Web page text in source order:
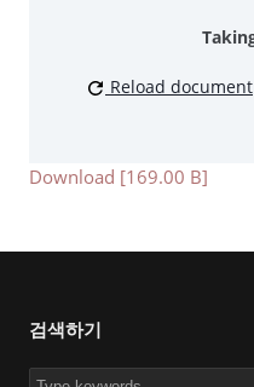
Reload document
Download [169.00 B]
검색하기